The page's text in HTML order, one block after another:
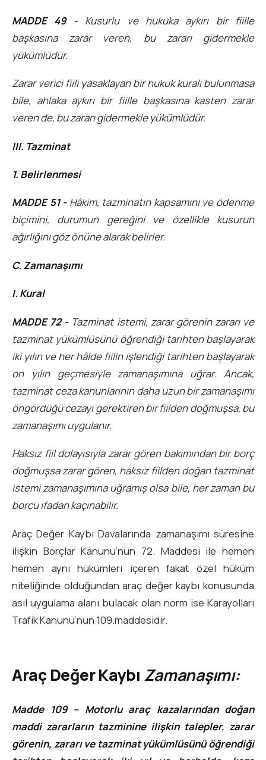
MADDE 49 - Kusurlu ve hukuka aykırı bir fiille
başkasına zarar veren, bu zararı gidermekle
yükümlüdür.
Zarar verici fiili yasaklayan bir hukuk kuralı bulunmasa
bile, ahlaka aykırı bir fiille başkasına kasten zarar
veren de, bu zararı gidermekle yükümlüdür.
III. Tazminat
1. Belirlenmesi
MADDE 51 -Hâkim, tazminatın kapsamını ve ödenme
biçimini, durumun gereğini ve özellikle kusurun
ağırlığını göz önüne alarak belirler.
C. Zamanaşımı
I. Kural
MADDE 72 -Tazminat istemi, zarar görenin zararı ve
tazminat yükümlüsünü öğrendiği tarihten başlayarak
iki yılın ve her hâlde fiilin işlendiği tarihten başlayarak
on yılın geçmesiyle zamanaşımına uğrar. Ancak,
tazminat ceza kanunlarının daha uzun bir zamanaşımı
öngördüğü cezayı gerektiren bir fiilden doğmuşsa, bu
zamanaşımı uygulanır.
Haksız fiil dolayısıyla zarar gören bakımından bir borç
doğmuşsa zarar gören, haksız fiilden doğan tazminat
istemi zamanaşımına uğramış olsa bile, her zaman bu
borcu ifadan kaçınabilir.
Araç Değer Kaybı Davalarında zamanaşımı süresine
ilişkin Borçlar Kanunu’nun 72. Maddesi ile hemen
hemen aynı hükümleri içeren fakat özel hüküm
niteliğinde olduğundan araç değer kaybı konusunda
asıl uygulama alanı bulacak olan norm ise Karayolları
Trafik Kanunu’nun 109.maddesidir.
Araç Değer Kaybı Zamanaşımı:
Madde 109 – Motorlu araç kazalarından doğan
maddi zararların tazminine ilişkin talepler, zarar
görenin, zararı ve tazminat yükümlüsünü öğrendiği